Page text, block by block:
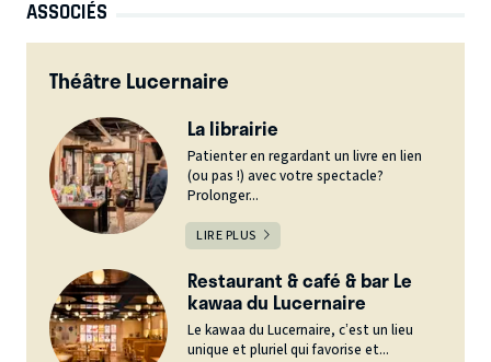
ASSOCIÉS
Théâtre Lucernaire
La librairie
Patienter en regardant un livre en lien
(ou pas !) avec votre spectacle?
Prolonger...
LIRE PLUS
Restaurant & café & bar Le
kawaa du Lucernaire
Le kawaa du Lucernaire, c’est un lieu
unique et pluriel qui favorise et...